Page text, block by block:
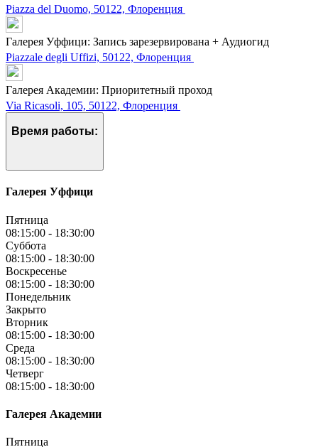
Piazza del Duomo, 50122, Флоренция
Галерея Уффици: Запись зарезервирована + Аудиогид
Piazzale degli Uffizi, 50122, Флоренция
Галерея Академии: Приоритетный проход
Via Ricasoli, 105, 50122, Флоренция
Время работы:
Галерея Уффици
Пятница
08:15:00 - 18:30:00
Суббота
08:15:00 - 18:30:00
Воскресенье
08:15:00 - 18:30:00
Понедельник
Закрыто
Вторник
08:15:00 - 18:30:00
Среда
08:15:00 - 18:30:00
Четверг
08:15:00 - 18:30:00
Галерея Академии
Пятница